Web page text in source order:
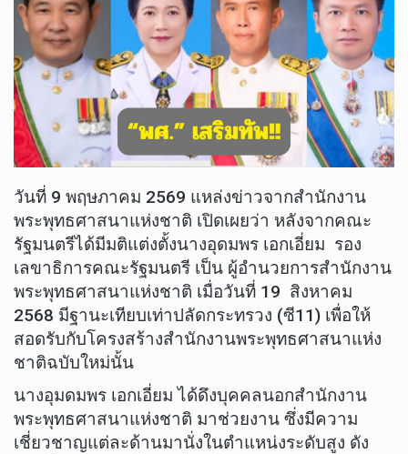
วันที่ 9 พฤษภาคม 2569 แหล่งข่าวจากสำนักงาน
พระพุทธศาสนาแห่งชาติ เปิดเผยว่า หลังจากคณะ
รัฐมนตรีได้มีมติแต่งตั้งนางอุดมพร เอกเอี่ยม รอง
เลขาธิการคณะรัฐมนตรี เป็น ผู้อำนวยการสำนักงาน
พระพุทธศาสนาแห่งชาติ เมื่อวันที่ 19 สิงหาคม
2568 มีฐานะเทียบเท่าปลัดกระทรวง (ซี11) เพื่อให้
สอดรับกับโครงสร้างสำนักงานพระพุทธศาสนาแห่ง
ชาติฉบับใหม่นั้น
นางอุมดมพร เอกเอี่ยม ได้ดึงบุคคลนอกสำนักงาน
พระพุทธศาสนาแห่งชาติ มาช่วยงาน ซึ่งมีความ
เชี่ยวชาญแต่ละด้านมานั่งในตำแหน่งระดับสูง ดัง